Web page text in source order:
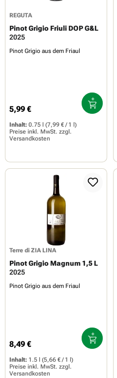
REGUTA
Pinot Grigio Friuli DOP G&L
2025
Pinot Grigio aus dem Friaul
Regulärer Preis:
5,99 €
Inhalt: 0.75 l
(7,99 € / 1 l)
Preise inkl. MwSt. zzgl.
Versandkosten
Terre di ZIA LINA
Pinot Grigio Magnum 1,5 L
2025
Pinot Grigio aus dem Friaul
Regulärer Preis:
8,49 €
Inhalt: 1.5 l
(5,66 € / 1 l)
Preise inkl. MwSt. zzgl.
Versandkosten